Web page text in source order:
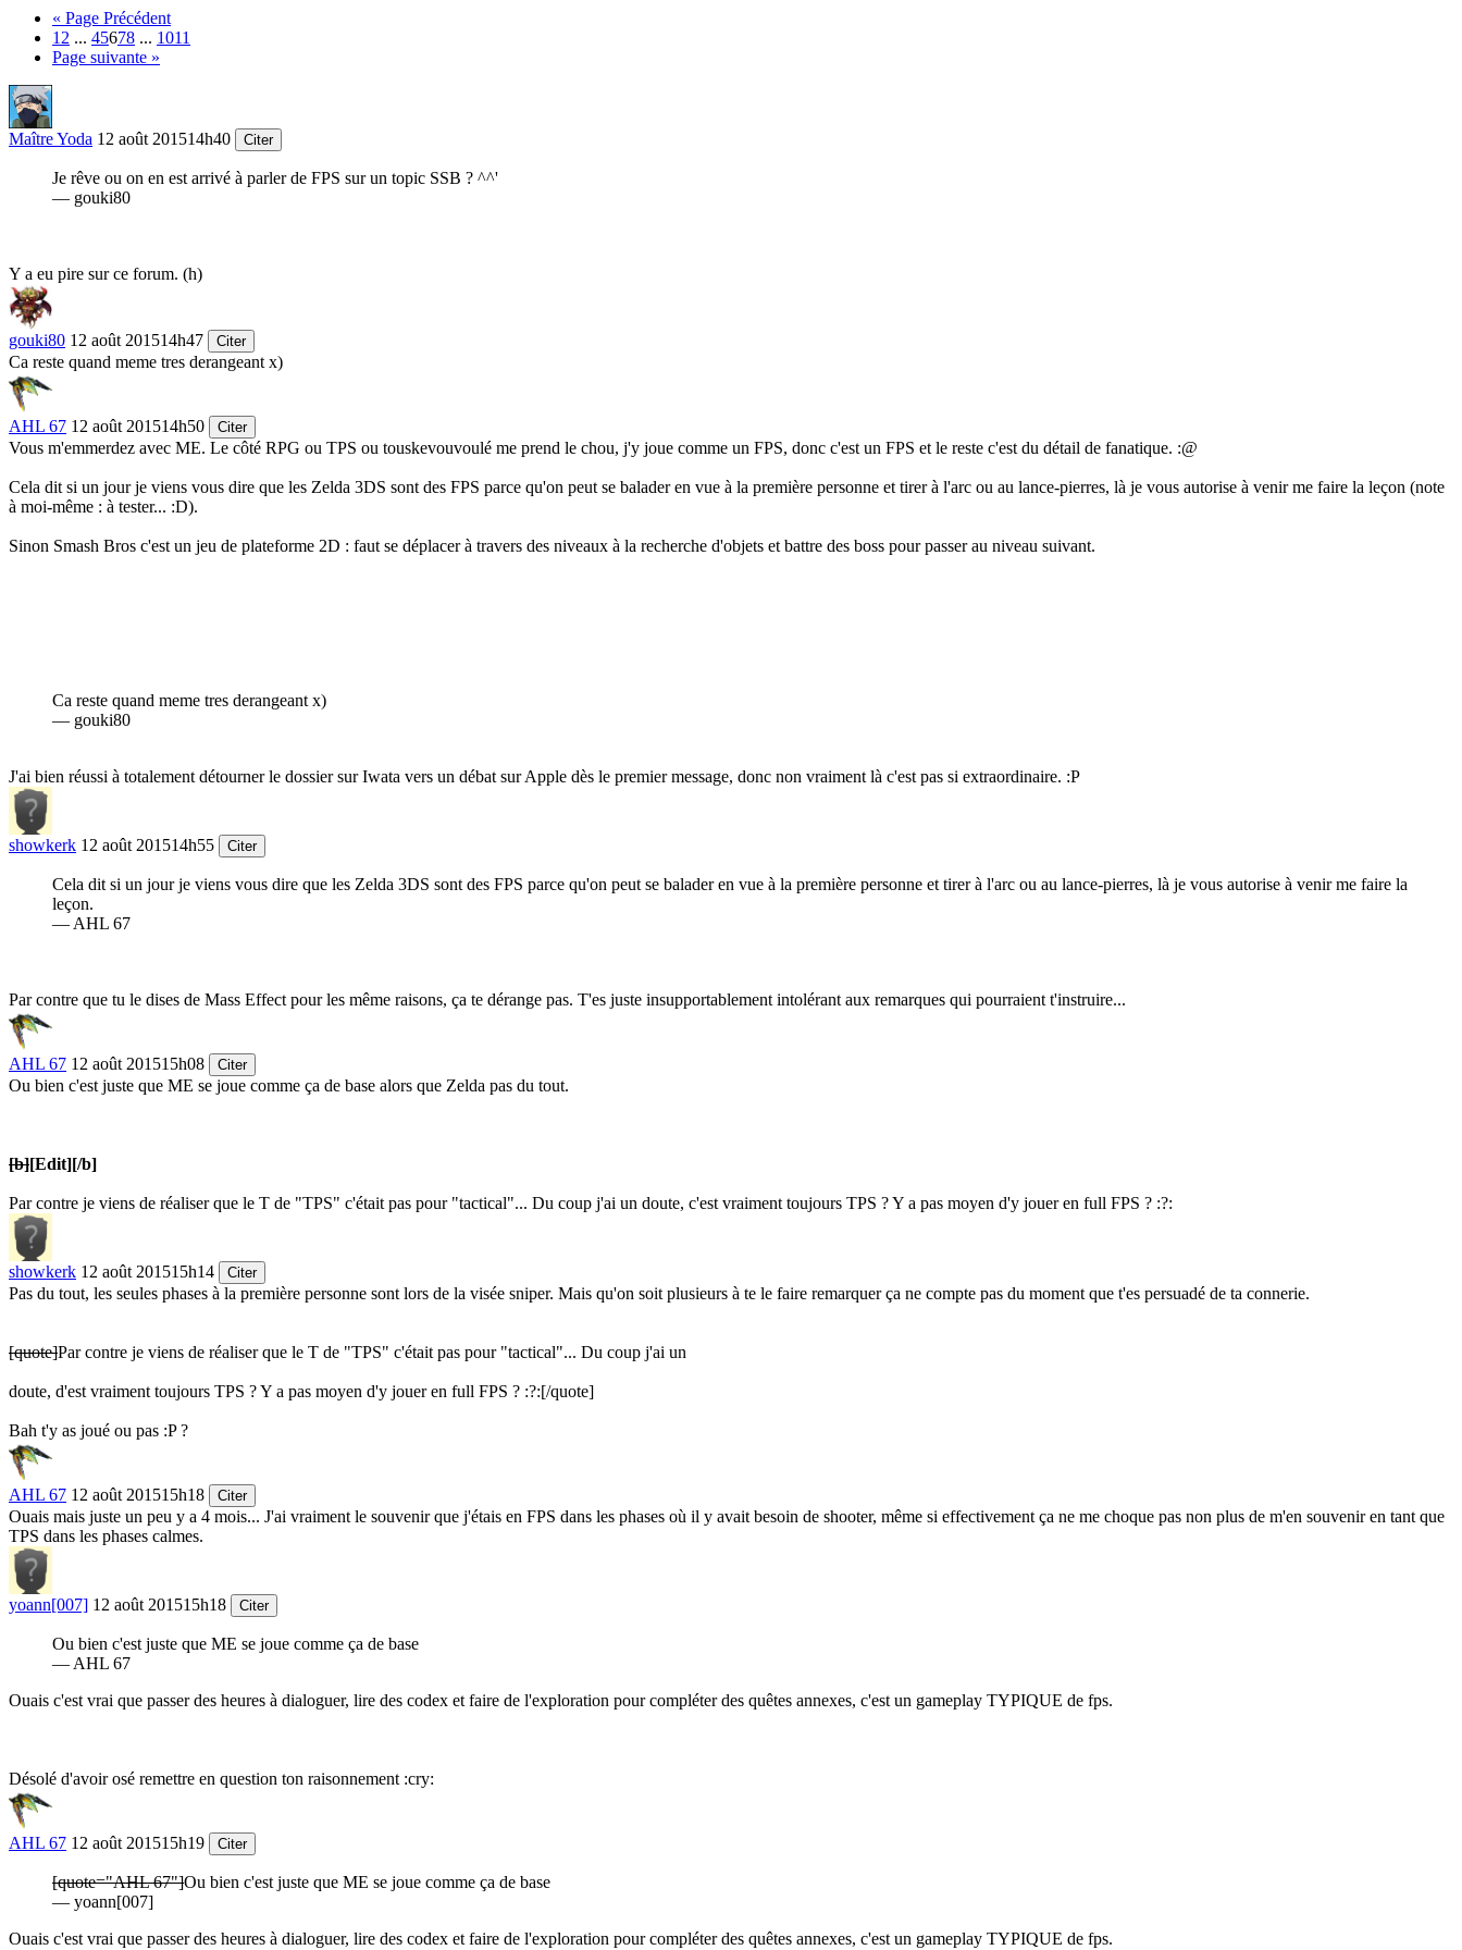
« Page Précédent
1 2 ... 45678 ... 1011
Page suivante »
Maître Yoda 12 août 201514h40 Citer
Je rêve ou on en est arrivé à parler de FPS sur un topic SSB ? ^^'
— gouki80
Y a eu pire sur ce forum. (h)
gouki80 12 août 201514h47 Citer
Ca reste quand meme tres derangeant x)
AHL 67 12 août 201514h50 Citer
Vous m'emmerdez avec ME. Le côté RPG ou TPS ou touskevouvoulé me prend le chou, j'y joue comme un FPS, donc c'est un FPS et le reste c'est du détail de fanatique. :@
Cela dit si un jour je viens vous dire que les Zelda 3DS sont des FPS parce qu'on peut se balader en vue à la première personne et tirer à l'arc ou au lance-pierres, là je vous autorise à venir me faire la leçon (note
à moi-même : à tester... :D).
Sinon Smash Bros c'est un jeu de plateforme 2D : faut se déplacer à travers des niveaux à la recherche d'objets et battre des boss pour passer au niveau suivant.
Ca reste quand meme tres derangeant x)
— gouki80
J'ai bien réussi à totalement détourner le dossier sur Iwata vers un débat sur Apple dès le premier message, donc non vraiment là c'est pas si extraordinaire. :P
showkerk 12 août 201514h55 Citer
Cela dit si un jour je viens vous dire que les Zelda 3DS sont des FPS parce qu'on peut se balader en vue à la première personne et tirer à l'arc ou au lance-pierres, là je vous autorise à venir me faire la
leçon.
— AHL 67
Par contre que tu le dises de Mass Effect pour les même raisons, ça te dérange pas. T'es juste insupportablement intolérant aux remarques qui pourraient t'instruire...
AHL 67 12 août 201515h08 Citer
Ou bien c'est juste que ME se joue comme ça de base alors que Zelda pas du tout.
[b][Edit][/b]
Par contre je viens de réaliser que le T de "TPS" c'était pas pour "tactical"... Du coup j'ai un doute, c'est vraiment toujours TPS ? Y a pas moyen d'y jouer en full FPS ? :?:
showkerk 12 août 201515h14 Citer
Pas du tout, les seules phases à la première personne sont lors de la visée sniper. Mais qu'on soit plusieurs à te le faire remarquer ça ne compte pas du moment que t'es persuadé de ta connerie.
[quote]Par contre je viens de réaliser que le T de "TPS" c'était pas pour "tactical"... Du coup j'ai un
doute, d'est vraiment toujours TPS ? Y a pas moyen d'y jouer en full FPS ? :?:[/quote]
Bah t'y as joué ou pas :P?
AHL 67 12 août 201515h18 Citer
Ouais mais juste un peu y a 4 mois... J'ai vraiment le souvenir que j'étais en FPS dans les phases où il y avait besoin de shooter, même si effectivement ça ne me choque pas non plus de m'en souvenir en tant que
TPS dans les phases calmes.
yoann[007] 12 août 201515h18 Citer
Ou bien c'est juste que ME se joue comme ça de base
— AHL 67
Ouais c'est vrai que passer des heures à dialoguer, lire des codex et faire de l'exploration pour compléter des quêtes annexes, c'est un gameplay TYPIQUE de fps.
Désolé d'avoir osé remettre en question ton raisonnement :cry:
AHL 67 12 août 201515h19 Citer
[quote="AHL 67"]Ou bien c'est juste que ME se joue comme ça de base
— yoann[007]
Ouais c'est vrai que passer des heures à dialoguer, lire des codex et faire de l'exploration pour compléter des quêtes annexes, c'est un gameplay TYPIQUE de fps.